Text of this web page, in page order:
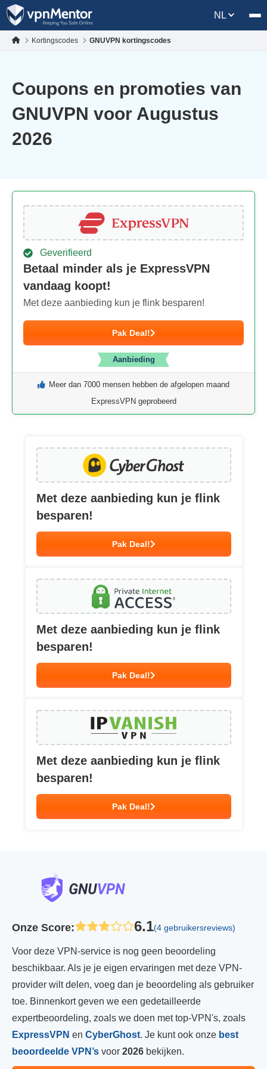
NL
Kortingscodes GNUVPN kortingscodes
Coupons en promoties van
GNUVPN voor Augustus
2026
Geverifieerd
Betaal minder als je ExpressVPN
vandaag koopt!
Met deze aanbieding kun je flink besparen!
Pak Deal!
Aanbieding
Meer dan 7000 mensen hebben de afgelopen maand
ExpressVPN geprobeerd
Met deze aanbieding kun je flink
besparen!
Pak Deal!
Met deze aanbieding kun je flink
besparen!
Pak Deal!
Met deze aanbieding kun je flink
besparen!
Pak Deal!
Onze Score: 6.1(4 gebruikersreviews)
Voor deze VPN-service is nog geen beoordeling
beschikbaar. Als je je eigen ervaringen met deze VPN-
provider wilt delen, voeg dan je beoordeling als gebruiker
toe. Binnenkort geven we een gedetailleerde
expertbeoordeling, zoals we doen met top-VPN's, zoals
ExpressVPN en CyberGhost. Je kunt ook onze best
beoordeelde VPN’s voor 2026 bekijken.